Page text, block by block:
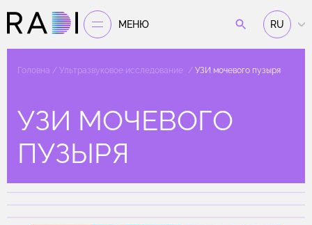
МЕНЮ RU
Головна Ультразвуковое исследование УЗИ мочевого пузыря
УЗИ МОЧЕВОГО
ПУЗЫРЯ